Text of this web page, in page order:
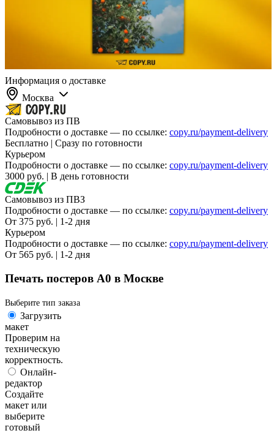
Информация о доставке
Москва
Самовывоз из ПВ
Подробности о доставке — по ссылке: copy.ru/payment-delivery
Бесплатно | Сразу по готовности
Курьером
Подробности о доставке — по ссылке: copy.ru/payment-delivery
3000 руб. | В день готовности
Самовывоз из ПВЗ
Подробности о доставке — по ссылке: copy.ru/payment-delivery
От 375 руб. | 1-2 дня
Курьером
Подробности о доставке — по ссылке: copy.ru/payment-delivery
От 565 руб. | 1-2 дня
Печать постеров А0 в Москве
Выберите тип заказа
Загрузить
макет
Проверим на
техническую
корректность.
Онлайн-
редактор
Создайте
макет или
выберите
готовый